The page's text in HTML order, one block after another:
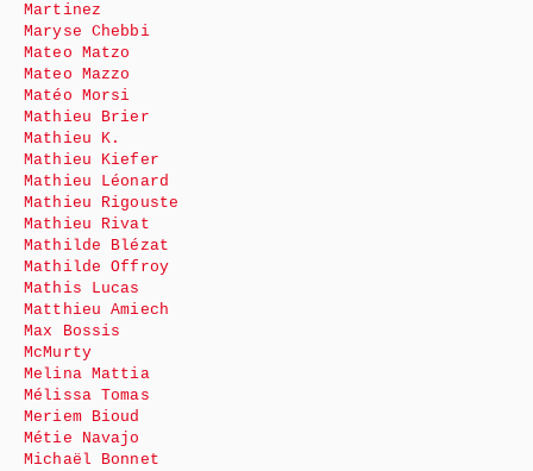
Martinez
Maryse Chebbi
Mateo Matzo
Mateo Mazzo
Matéo Morsi
Mathieu Brier
Mathieu K.
Mathieu Kiefer
Mathieu Léonard
Mathieu Rigouste
Mathieu Rivat
Mathilde Blézat
Mathilde Offroy
Mathis Lucas
Matthieu Amiech
Max Bossis
McMurty
Melina Mattia
Mélissa Tomas
Meriem Bioud
Métie Navajo
Michaël Bonnet